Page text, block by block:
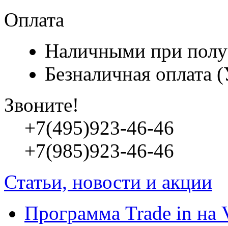
Оплата
Наличными при
Безналичная
Звоните!
+7(495)923-46-46
+7(985)923-46-46
Статьи, новости и акции
Программа Trade in на